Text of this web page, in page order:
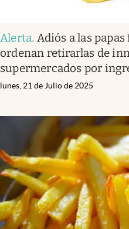
Alerta. Adiós a las
ordenan retirarlas de
supermercados por
lunes, 21 de Julio de 2025